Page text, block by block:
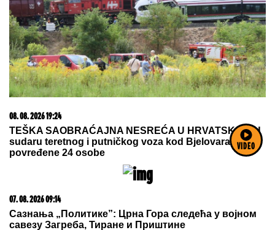
VIDEO
Većina građana izgubi novac pre nego što stigne na
letovanje - ovih 7 troškova skoro niko ne planira
Evo u kojim banjama važi vaučer od 10.000 dinara -
kompletan spisak destinacija u Srbiji